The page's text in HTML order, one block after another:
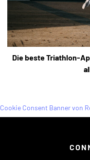
Die beste Triathlon-
Cookie Consent Banner von